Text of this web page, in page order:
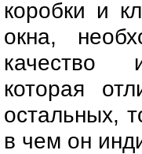
коробки и
окна,
качество
которая
остальных,
в чем он